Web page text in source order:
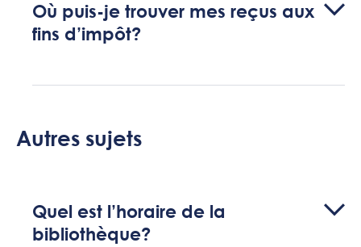
Où puis-je trouver mes reçus aux
fins d’impôt?
Autres sujets
Quel est l’horaire de la
bibliothèque?